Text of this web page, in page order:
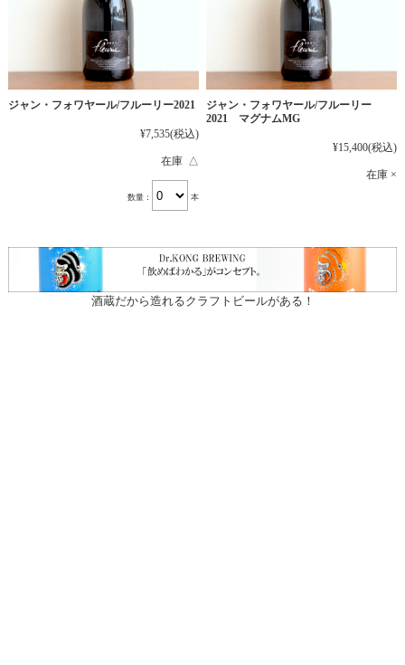
ジャン・フォワヤール/フルーリー2021
¥7,535(税込)
在庫 △
数量： 本
ジャン・フォワヤール/フルーリー
2021 マグナムMG
¥15,400(税込)
在庫 ×
酒蔵だから造れるクラフトビールがある！